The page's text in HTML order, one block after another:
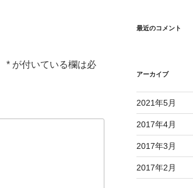
* が付いている欄は必
最近のコメント
アーカイブ
2021年5月
2017年4月
2017年3月
2017年2月